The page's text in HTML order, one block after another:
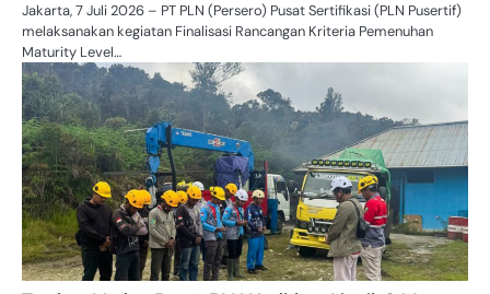
Jakarta, 7 Juli 2026 – PT PLN (Persero) Pusat Sertifikasi (PLN Pusertif)
melaksanakan kegiatan Finalisasi Rancangan Kriteria Pemenuhan
Maturity Level…